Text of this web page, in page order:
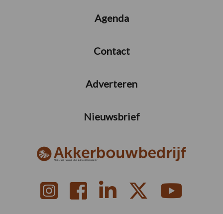
Agenda
Contact
Adverteren
Nieuwsbrief